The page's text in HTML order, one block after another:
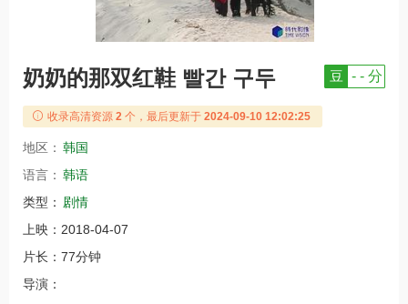
奶奶的那双红鞋 빨간 구두 豆 - - 分
收录高清资源 2 个，最后更新于 2024-09-10 12:02:25
地区： 韩国
语言： 韩语
类型： 剧情
上映： 2018-04-07
片长： 77分钟
导演：